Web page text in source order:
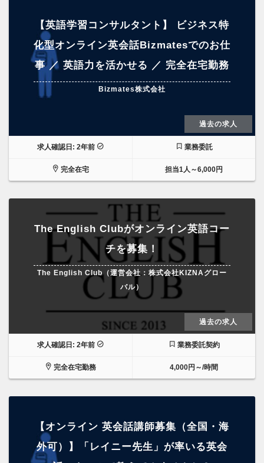
【英語学習コンサルタント】 ビジネス特
化型オンライン英会話Bizmatesでのお仕
事 ／ 英語力を活かせる ／ 完全在宅勤務
Bizmates株式会社
過去の求人
求人確認日: 2年前 業務委託
完全在宅 担当1人～6,000円
The English Clubがオンライン英語コー
チを募集！
The English Club（運営会社：株式会社KIZNAグロー
バル）
過去の求人
求人確認日: 2年前 業務委託契約
完全在宅勤務 4,000円～/時間
【オンライン 英会話講師募集（全国・海
外可）】「レイニー先生」が率いる英会